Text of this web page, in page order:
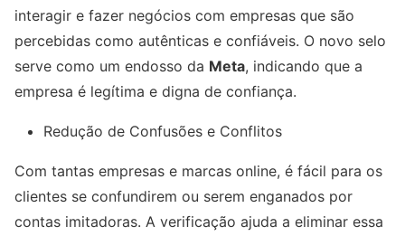
interagir e fazer negócios com empresas que são
percebidas como autênticas e confiáveis. O novo selo
serve como um endosso da Meta, indicando que a
empresa é legítima e digna de confiança.
Redução de Confusões e Conflitos
Com tantas empresas e marcas online, é fácil para os
clientes se confundirem ou serem enganados por
contas imitadoras. A verificação ajuda a eliminar essa